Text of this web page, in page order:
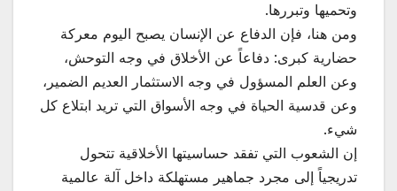
وتحميها وتبررها.
ومن هنا، فإن الدفاع عن الإنسان يصبح اليوم معركة
حضارية كبرى: دفاعاً عن الأخلاق في وجه التوحش،
وعن العلم المسؤول في وجه الاستثمار العديم الضمير،
وعن قدسية الحياة في وجه الأسواق التي تريد ابتلاع كل
شيء.
إن الشعوب التي تفقد حساسيتها الأخلاقية تتحول
تدريجياً إلى مجرد جماهير مستهلكة داخل آلة عالمية